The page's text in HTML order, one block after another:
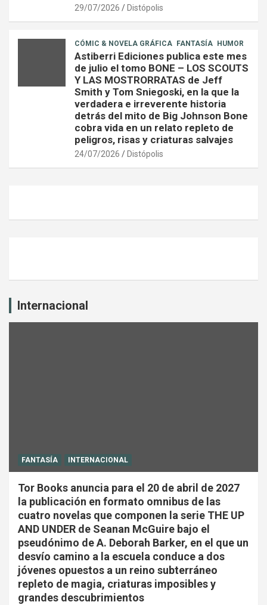
29/07/2026 Distópolis
CÓMIC & NOVELA GRÁFICA FANTASÍA HUMOR
Astiberri Ediciones publica este mes
de julio el tomo BONE – LOS SCOUTS
Y LAS MOSTRORRATAS de Jeff
Smith y Tom Sniegoski, en la que la
verdadera e irreverente historia
detrás del mito de Big Johnson Bone
cobra vida en un relato repleto de
peligros, risas y criaturas salvajes
24/07/2026 Distópolis
Internacional
FANTASÍA INTERNACIONAL
Tor Books anuncia para el 20 de abril de 2027
la publicación en formato omnibus de las
cuatro novelas que componen la serie THE UP
AND UNDER de Seanan McGuire bajo el
pseudónimo de A. Deborah Barker, en el que un
desvío camino a la escuela conduce a dos
jóvenes opuestos a un reino subterráneo
repleto de magia, criaturas imposibles y
grandes descubrimientos